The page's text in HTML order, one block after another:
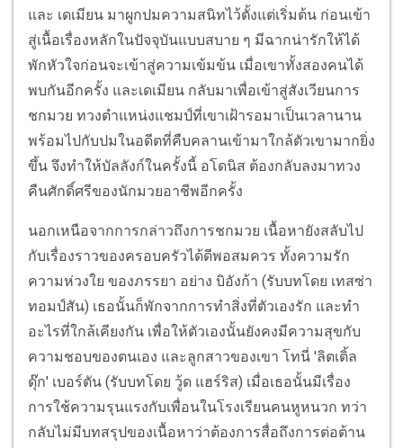
และ เดเมียน มาผูกปมความสนิทไว้ตั้งแต่เริ่มต้น ก่อนเข้า
สู่เนื้อเรื่องหลักในปัจจุบันแบบสบาย ๆ มีฉากน่ารักให้ได้
พักหัวใจก่อนจะเข้าสู่ความเข้มข้น เมื่อเขาทั้งสองคนได้
พบกันอีกครั้ง และเดเมียน กลับมาเพื่อเข้าสู่สังเวียนการ
ชกมวย ทวงตำแหน่งแชมป์ที่เขาเฝ้ารอมาเป็นเวลานาน
พร้อมไปกับปมในอดีตที่คืบคลานเข้ามาใกล้ตัวเขามากยิ่ง
ขึ้น จึงทำให้บัลลังก์ในครั้งนี้ อโดนิส ต้องกลับลงมาทวง
คืนศักดิ์ศรีของนักมวยอาชีพอีกครั้ง
นอกเหนือจากการกล่าวถึงการชกมวย เนื้อหายังสลับไป
กับเรื่องราวของครอบครัวได้ดีพอสมควร ทั้งความรัก
ความห่วงใย ของภรรยา อย่าง บิอังก้า (รับบทโดย เทสซ่า
ทอมป์สัน) เธอนั้นก็พักจากการทำสิ่งที่ตัวเองรัก และทำ
อะไรที่ใกล้เคียงกัน เพื่อให้ตัวเองนั้นยังคงมีความสุขกับ
ความชอบของตนเอง และลูกสาวของเขา โทนี่ 'ลิตเติ้ล
ดุ๊ก' เบอร์ตัน (รับบทโดย วู้ด แฮร์ริส) เมื่อเธอนั้นมีเรื่อง
การใช้ความรุนแรงกับเพื่อนในโรงเรียนคนหูหนวก ทว่า
กลับไม่มีบทสรุปของเนื้อหาว่าต้องการสื่อถึงการต่อต้าน